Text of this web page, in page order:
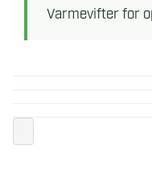
Varmevifter for